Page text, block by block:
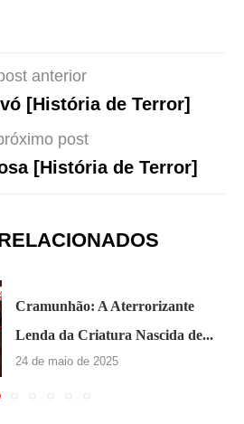
anterior
[História de Terror]
post
[História de Terror]
Cramunhão: A Aterrorizante
Lenda da Criatura Nascida de...
24 de maio de 2025